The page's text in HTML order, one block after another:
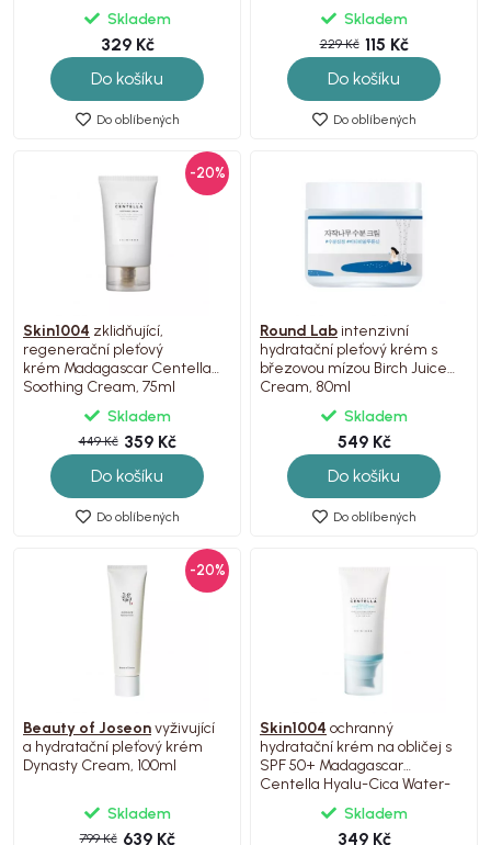
Skladem
329 Kč
Do košíku
Do oblíbených
Skladem
229 Kč 115 Kč
Do košíku
Do oblíbených
-20%
Skin1004 zklidňující,
regenerační pleťový
krém Madagascar Centella
Soothing Cream, 75ml
Skladem
449 Kč 359 Kč
Do košíku
Do oblíbených
Round Labintenzivní
hydratační pleťový krém s
březovou mízou Birch Juice
Cream, 80ml
Skladem
549 Kč
Do košíku
Do oblíbených
-20%
Beauty of Joseonvyživující
a hydratační pleťový krém
Dynasty Cream, 100ml
Skladem
799 Kč 639 Kč
Skin1004 ochranný
hydratační krém na obličej s
SPF 50+ Madagascar
Centella Hyalu-Cica Water-
Fit Sun Serum, 50ml
Skladem
349 Kč